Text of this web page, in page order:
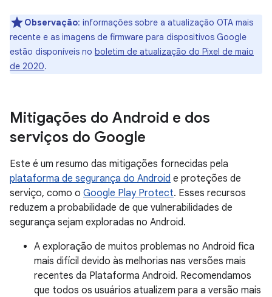
Observação: informações sobre a atualização OTA mais
recente e as imagens de firmware para dispositivos Google
estão disponíveis no boletim de atualização do Pixel de maio
de 2020.
Mitigações do Android e dos
serviços do Google
Este é um resumo das mitigações fornecidas pela
plataforma de segurança do Android e proteções de
serviço, como o Google Play Protect. Esses recursos
reduzem a probabilidade de que vulnerabilidades de
segurança sejam exploradas no Android.
A exploração de muitos problemas no Android fica
mais difícil devido às melhorias nas versões mais
recentes da Plataforma Android. Recomendamos
que todos os usuários atualizem para a versão mais